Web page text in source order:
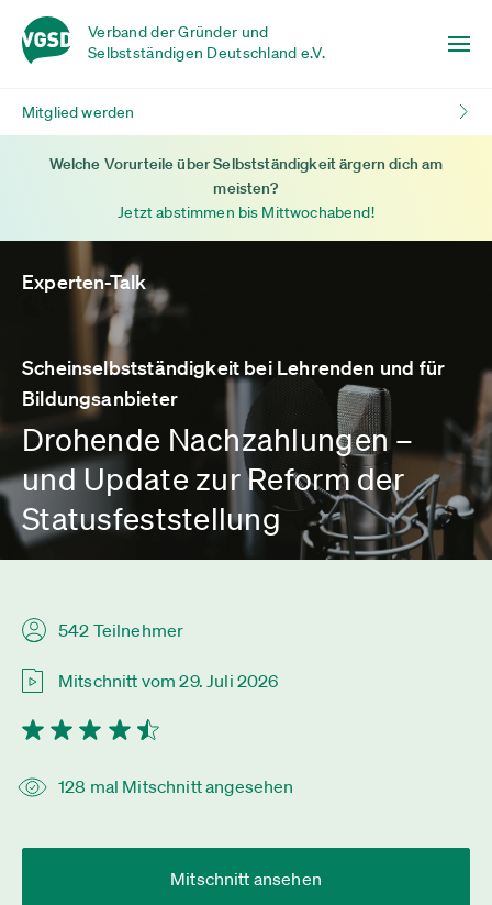
Verband der Gründer und
Selbstständigen Deutschland e.V.
Mitglied werden
Welche Vorurteile über Selbstständigkeit ärgern dich am
meisten?
Jetzt abstimmen bis Mittwochabend!
Experten-Talk
Scheinselbstständigkeit bei Lehrenden und für
Bildungsanbieter
Drohende Nachzahlungen –
und Update zur Reform der
Statusfeststellung
542 Teilnehmer
Mitschnitt vom 29. Juli 2026
128 mal Mitschnitt angesehen
Mitschnitt ansehen